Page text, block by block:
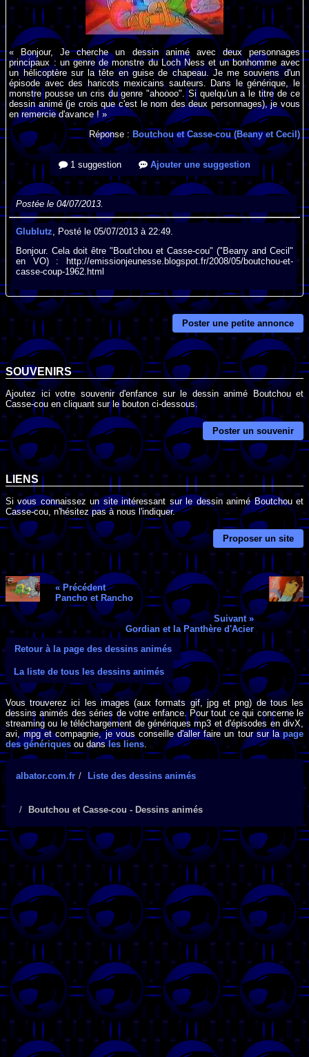
« Bonjour, Je cherche un dessin animé avec deux personnages
principaux : un genre de monstre du Loch Ness et un bonhomme avec
un hélicoptère sur la tête en guise de chapeau. Je me souviens d'un
épisode avec des haricots mexicains sauteurs. Dans le générique, le
monstre pousse un cris du genre "ahoooo". Si quelqu'un a le titre de ce
dessin animé (je crois que c'est le nom des deux personnages), je vous
en remercie d'avance ! »
Réponse : Boutchou et Casse-cou (Beany et Cecil)
1 suggestion Ajouter une suggestion
Postée le 04/07/2013.
Glublutz, Posté le 05/07/2013 à 22:49.
Bonjour. Cela doit être "Bout'chou et Casse-cou" ("Beany and Cecil"
en VO) : http://emissionjeunesse.blogspot.fr/2008/05/boutchou-et-
casse-coup-1962.html
Poster une petite annonce
SOUVENIRS
Ajoutez ici votre souvenir d'enfance sur le dessin animé Boutchou et
Casse-cou en cliquant sur le bouton ci-dessous.
Poster un souvenir
LIENS
Si vous connaissez un site intéressant sur le dessin animé Boutchou et
Casse-cou, n'hésitez pas à nous l'indiquer.
Proposer un site
« Précédent
Pancho et Rancho
Suivant »
Gordian et la Panthère d'Acier
Retour à la page des dessins animés
La liste de tous les dessins animés
Vous trouverez ici les images (aux formats gif, jpg et png) de tous les
dessins animés des séries de votre enfance. Pour tout ce qui concerne le
streaming ou le téléchargement de génériques mp3 et d'épisodes en divX,
avi, mpg et compagnie, je vous conseille d'aller faire un tour sur lapage
des génériques ou dansles liens.
albator.com.fr Liste des dessins animés
Boutchou et Casse-cou - Dessins animés